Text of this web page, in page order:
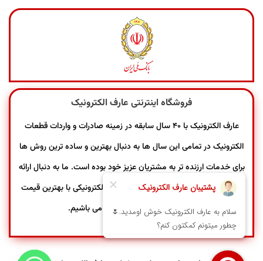
فروشگاه اینترنتی عارف الکترونیک
عارف الکترونیک با ۴۰ سال سابقه در زمینه صادرات و واردات قطعات
الکترونیک در تمامی این سال ها به دنبال بهترین و ساده ترین روش ها
برای خدمات ارزنده تر به مشتریان عزیز خود بوده است. ما به دنبال ارائه
خدمات بهتر و سریع تر و فروش محصولات الکترونیکی با بهترین قیمت
در بازار با تضمین اصالت کالا می باشیم.